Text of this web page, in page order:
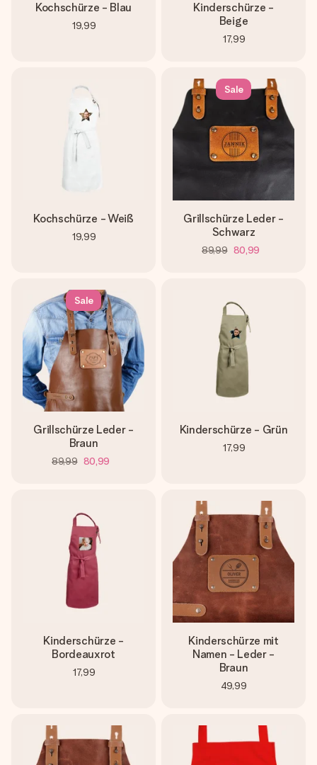
Kochschürze - Blau
19,99
Kinderschürze -
Beige
17,99
Kochschürze - Weiß
19,99
Sale
Grillschürze Leder -
Schwarz
89,99 80,99
Sale
Grillschürze Leder -
Braun
89,99 80,99
Kinderschürze - Grün
17,99
Kinderschürze -
Bordeauxrot
17,99
Kinderschürze mit
Namen - Leder -
Braun
49,99